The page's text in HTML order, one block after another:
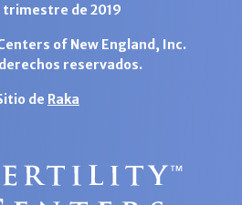
de 2019
of New England, Inc.
reservados.
de Raka